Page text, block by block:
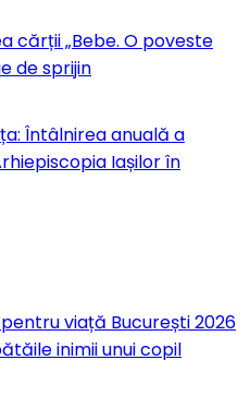
cărții „Bebe. O poveste
de sprijin
Întâlnirea anuală a
Iașilor în
viață București 2026
inimii unui copil